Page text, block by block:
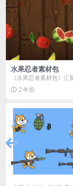
水果忍者素材包
《水果忍者素材包》汇
美诱人的水果图像与清
割音效，专为追求极致...
2 年前